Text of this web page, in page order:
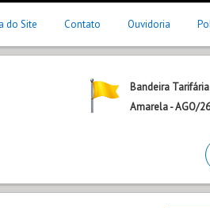
do Site Contato Ouvidoria
Bandeira Tarifária
Amarela - AGO/26